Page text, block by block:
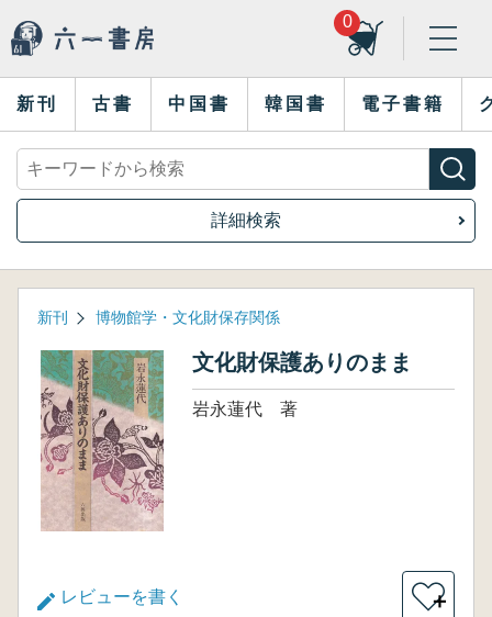
0
新刊 古書 中国書 韓国書 電子書籍
詳細検索
新刊 博物館学・文化財保存関係
文化財保護ありのまま
岩永蓮代 著
レビューを書く ＋